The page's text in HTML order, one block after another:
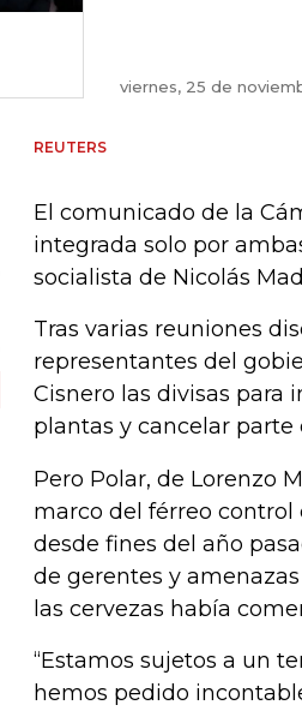
viernes, 25 de
REUTERS
El comunicado de la
integrada solo por
socialista de Nicolás
Tras varias reuniones
representantes del
Cisnero las divisas
plantas y cancelar
Pero Polar, de Lorenzo
marco del férreo
desde fines del año
de gerentes y
las cervezas había
“Estamos sujetos a un
hemos pedido